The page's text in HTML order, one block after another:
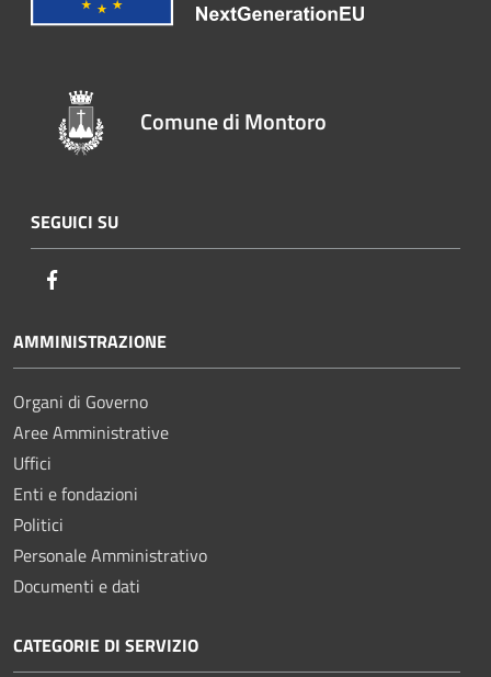
Comune di Montoro
SEGUICI SU
AMMINISTRAZIONE
Organi di Governo
Aree Amministrative
Uffici
Enti e fondazioni
Politici
Personale Amministrativo
Documenti e dati
CATEGORIE DI SERVIZIO